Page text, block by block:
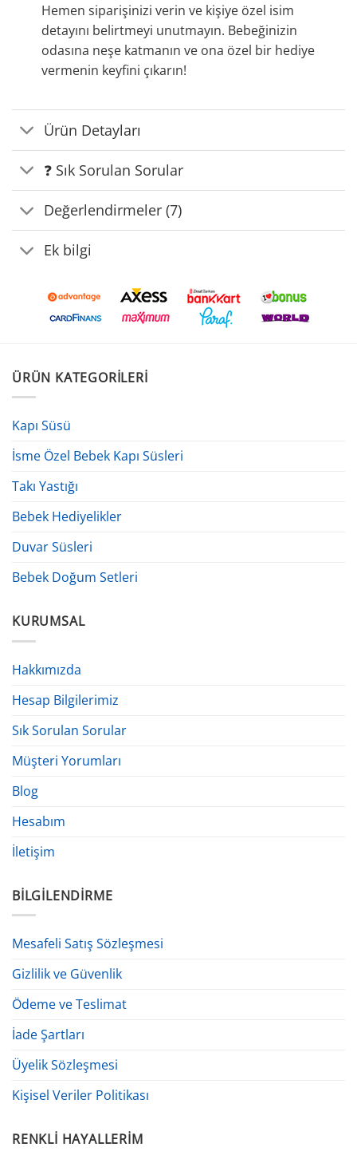
Hemen siparişinizi verin ve kişiye özel isim
detayını belirtmeyi unutmayın. Bebeğinizin
odasına neşe katmanın ve ona özel bir hediye
vermenin keyfini çıkarın!
Ürün Detayları
❓ Sık Sorulan Sorular
Değerlendirmeler (7)
Ek bilgi
ÜRÜN KATEGORILERI
Kapı Süsü
İsme Özel Bebek Kapı Süsleri
Takı Yastığı
Bebek Hediyelikler
Duvar Süsleri
Bebek Doğum Setleri
KURUMSAL
Hakkımızda
Hesap Bilgilerimiz
Sık Sorulan Sorular
Müşteri Yorumları
Blog
Hesabım
İletişim
BILGILENDIRME
Mesafeli Satış Sözleşmesi
Gizlilik ve Güvenlik
Ödeme ve Teslimat
İade Şartları
Üyelik Sözleşmesi
Kişisel Veriler Politikası
RENKLI HAYALLERIM